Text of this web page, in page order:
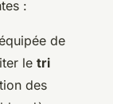
:
de
le tri
des